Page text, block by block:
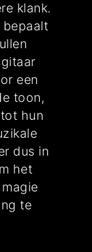
klank.
bepaalt
een
toon,
hun
dus in
het
te